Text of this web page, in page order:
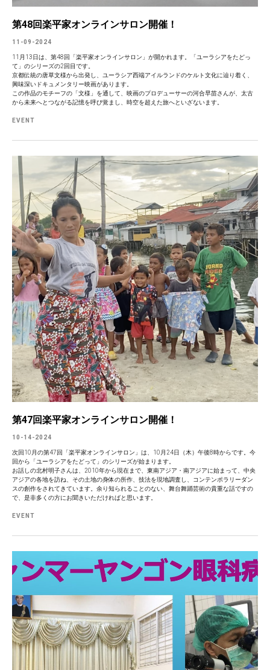
第48回楽平家オンラインサロン開催！
11-09-2024
11月13日は、第48回「楽平家オンラインサロン」が開かれます。「ユーラシアをたどっ
て」のシリーズの2回目です。
京都伝統の唐草文様から出発し、ユーラシア西端アイルランドのケルト文化に辿り着く、
興味深いドキュメンタリー映画があります。
この作品のモチーフの「文様」を通して、映画のプロデューサーの河合早苗さんが、太古
から未来へとつながる記憶を呼び覚まし、時空を超えた旅へといざないます。
EVENT
第47回楽平家オンラインサロン開催！
10-14-2024
次回10月の第47回「楽平家オンラインサロン」は、10月24日（木）午後8時からです。今
回から「ユーラシアをたどって」のシリーズが始まります。
お話しの北村明子さんは、2010年から現在まで、東南アジア・南アジアに始まって、中央
アジアの各地を訪ね、その土地の身体の所作、技法を現地調査し、コンテンポラリーダン
スの創作をされてきています。余り知られることのない、舞台舞踊芸術の貴重な話ですの
で、是非多くの方にお聞きいただければと思います。
EVENT